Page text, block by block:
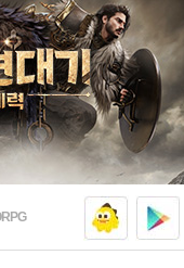
레이
넷마블 구글플